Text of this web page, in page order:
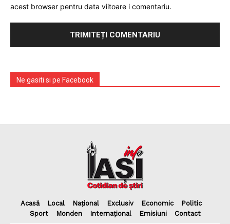
acest browser pentru data viitoare i comentariu.
Ne gasiti si pe Facebook
Acasă Local Național Exclusiv Economic
Politic
Sport
Monden Internațional Emisiuni Contact